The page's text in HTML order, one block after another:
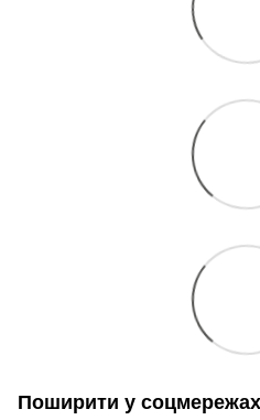
Поширити у соцмережах